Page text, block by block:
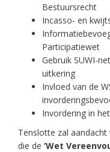
Bestuursrecht
Incasso- en
Participatiewet
Gebruik SUWI-
uitkering
Invloed van de
Invordering in
Tenslotte zal
die de ‘Wet